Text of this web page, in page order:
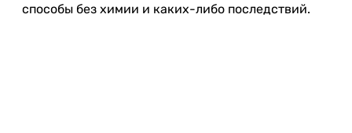
способы без химии и каких-либо последствий.